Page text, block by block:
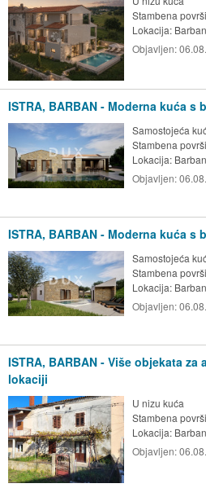
Stambena
Lokacija:
Objavljen:
ISTRA, BARBAN - Moderna kuća s
Samostojeća
Stambena
Lokacija:
Objavljen:
ISTRA, BARBAN - Moderna kuća s
Samostojeća
Stambena
Lokacija:
Objavljen:
ISTRA, BARBAN - Više objekata
lokaciji
U nizu kuća
Stambena
Lokacija:
Objavljen: